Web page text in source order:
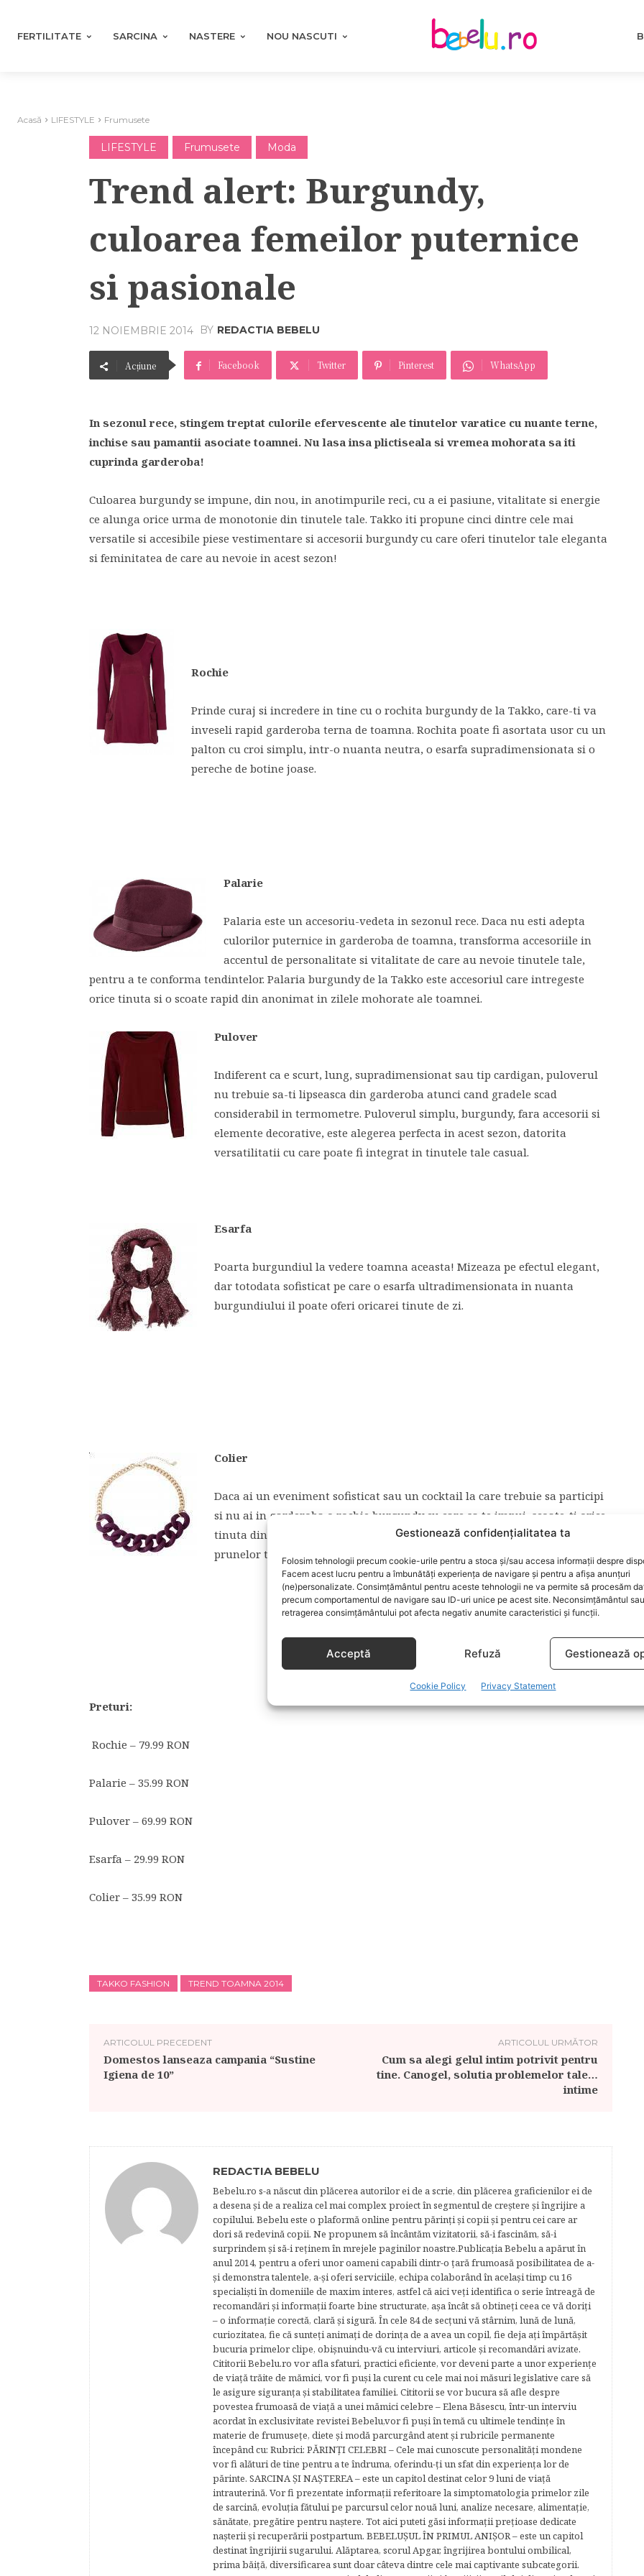
Gestionează confidențialitatea ta
Folosim tehnologii precum cookie-urile pentru a stoca și/sau accesa informații despre
Facem acest lucru pentru a îmbunătăți experiența de navigare și pentru a afișa anunțuri
(ne)personalizate. Consimțământul pentru aceste tehnologii ne va permite să procesăm
precum comportamentul de navigare sau ID-uri unice pe acest site. Neconsimțământul sau
retragerea consimțământului pot afecta negativ anumite caracteristici și funcții.
Acceptă Refuză Gestionează
Cookie Policy Privacy Statement
FERTILITATE SARCINA NASTERE NOU NASCUTI
Acasă LIFESTYLE Frumusete
LIFESTYLE Frumusete Moda
Trend alert: Burgundy,
culoarea femeilor puternice
si pasionale
12 NOIEMBRIE 2014 BY REDACTIA BEBELU
Acțiune Facebook Twitter Pinterest WhatsApp
In sezonul rece, stingem treptat culorile efervescente ale tinutelor varatice cu nuante terne,
inchise sau pamantii asociate toamnei. Nu lasa insa plictiseala si vremea mohorata sa iti
cuprinda garderoba!
Culoarea burgundy se impune, din nou, in anotimpurile reci, cu a ei pasiune, vitalitate si energie
ce alunga orice urma de monotonie din tinutele tale. Takko iti propune cinci dintre cele mai
versatile si accesibile piese vestimentare si accesorii burgundy cu care oferi tinutelor tale eleganta
si feminitatea de care au nevoie in acest sezon!
Rochie
Prinde curaj si incredere in tine cu o rochita burgundy de la Takko, care-ti va
inveseli rapid garderoba terna de toamna. Rochita poate fi asortata usor cu un
palton cu croi simplu, intr-o nuanta neutra, o esarfa supradimensionata si o
pereche de botine joase.
Palarie
Palaria este un accesoriu-vedeta in sezonul rece. Daca nu esti adepta
culorilor puternice in garderoba de toamna, transforma accesoriile in
accentul de personalitate si vitalitate de care au nevoie tinutele tale,
pentru a te conforma tendintelor. Palaria burgundy de la Takko este accesoriul care intregeste
orice tinuta si o scoate rapid din anonimat in zilele mohorate ale toamnei.
Pulover
Indiferent ca e scurt, lung, supradimensionat sau tip cardigan, puloverul
nu trebuie sa-ti lipseasca din garderoba atunci cand gradele scad
considerabil in termometre. Puloverul simplu, burgundy, fara accesorii si
elemente decorative, este alegerea perfecta in acest sezon, datorita
versatilitatii cu care poate fi integrat in tinutele tale casual.
Esarfa
Poarta burgundiul la vedere toamna aceasta! Mizeaza pe efectul elegant,
dar totodata sofisticat pe care o esarfa ultradimensionata in nuanta
burgundiului il poate oferi oricarei tinute de zi.
Colier
Daca ai un eveniment sofisticat sau un cocktail la care trebuie sa participi
si nu ai in garderoba o rochie burgundy cu care sa te impui, scoate-ti orice
tinuta din anonimat cu un colier elegant, care imprumuta culorile
prunelor toamnei tarzii.
Preturi:
Rochie – 79.99 RON
Palarie – 35.99 RON
Pulover – 69.99 RON
Esarfa – 29.99 RON
Colier – 35.99 RON
TAKKO FASHION TREND TOAMNA 2014
ARTICOLUL PRECEDENT
Domestos lanseaza campania “Sustine
Igiena de 10”
ARTICOLUL URMĂTOR
Cum sa alegi gelul intim potrivit pentru
tine. Canogel, solutia problemelor tale…
intime
REDACTIA BEBELU
Bebelu.ro s-a născut din plăcerea autorilor ei de a scrie, din plăcerea graficienilor ei de
a desena şi de a realiza cel mai complex proiect în segmentul de creştere şi îngrijire a
copilului. Bebelu este o plaformă online pentru părinţi şi copii şi pentru cei care ar
dori să redevină copii. Ne propunem să încântăm vizitatorii, să-i fascinăm, să-i
surprindem şi să-i reţinem în mrejele paginilor noastre.​ Publicația Bebelu a apărut în
anul 2014, pentru a oferi unor oameni capabili dintr-o ţară frumoasă posibilitatea de a-
şi demonstra talentele, a-şi oferi serviciile, echipa colaborând în acelaşi timp cu 16
specialişti în domeniile de maxim interes, astfel că aici veţi identifica o serie întreagă de
recomandări şi informaţii foarte bine structurate, aşa încât să obtineţi ceea ce vă doriţi
– o informaţie corectă, clară şi sigură. În cele 84 de secțuni vă stârnim, lună de lună,
curiozitatea, fie că sunteţi animaţi de dorinţa de a avea un copil, fie deja aţi împărtăşit
bucuria primelor clipe, obişnuindu-vă cu interviuri, articole şi recomandări avizate.
Cititorii Bebelu.ro vor afla sfaturi, practici eficiente, vor deveni parte a unor experienţe
de viaţă trăite de mămici, vor fi puşi la curent cu cele mai noi măsuri legislative care să
le asigure siguranţa şi stabilitatea familiei. Cititorii se vor bucura să afle despre
povestea frumoasă de viață a unei mămici celebre – Elena Băsescu, într-un interviu
acordat în exclusivitate revistei Bebelu,vor fi puşi în temă cu ultimele tendinţe în
materie de frumuseţe, diete şi modă parcurgând atent şi rubricile permanente
începând cu: Rubrici: PĂRINŢI CELEBRI – Cele mai cunoscute personalităţi mondene
vor fi alături de tine pentru a te îndruma, oferindu-ţi un sfat din experienţa lor de
părinte. SARCINA ŞI NAŞTEREA – este un capitol destinat celor 9 luni de viaţă
intrauterină. Vor fi prezentate informaţii referitoare la simptomatologia primelor zile
de sarcină, evoluţia fătului pe parcursul celor nouă luni, analize necesare, alimentaţie,
sănătate, pregătire pentru naştere. Tot aici puteti găsi informaţii preţioase dedicate
naşterii şi recuperării postpartum. BEBELUŞUL ÎN PRIMUL ANIŞOR – este un capitol
destinat îngrijirii sugarului. Alăptarea, scorul Apgar, îngrijirea bontului ombilical,
prima băiţă, diversificarea sunt doar câteva dintre cele mai captivante subcategorii.